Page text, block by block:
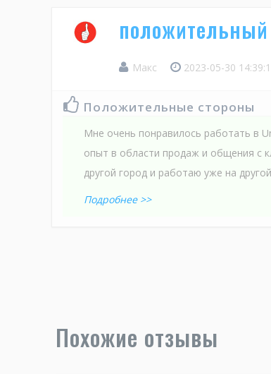
положительный
Макс 2023-05-30
Положительные стороны
Мне очень понравилось работать в
опыт в области продаж и общения с
другой город и работаю уже на
Подробнее >>
Похожие отзывы